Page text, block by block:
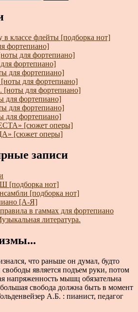
в классе флейты [подборка нот]
фортепиано]
для фортепиано]
фортепиано]
для фортепиано]
для фортепиано]
[ноты для фортепиано]
для фортепиано]
для фортепиано]
для фортепиано]
[сюжет оперы]
[сюжет оперы]
записи
[подборка нот]
[подборка нот]
[А-Я]
в гаммах для фортепиано
литература.
что раньше он думал, будто
является подъем руки, потом
напряженность мышц обязательна
свобода должна быть в момент
А.Б. : пианист, педагог